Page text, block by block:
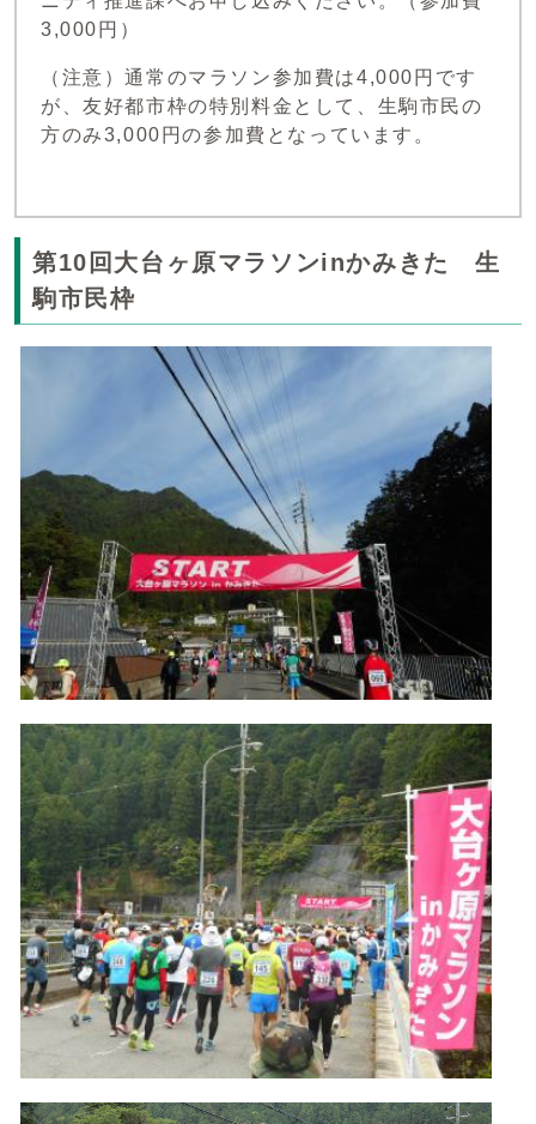
3,000円）
（注意）通常のマラソン参加費は4,000円です
が、友好都市枠の特別料金として、生駒市民の
方のみ3,000円の参加費となっています。
第10回大台ヶ原マラソンinかみきた 生
駒市民枠